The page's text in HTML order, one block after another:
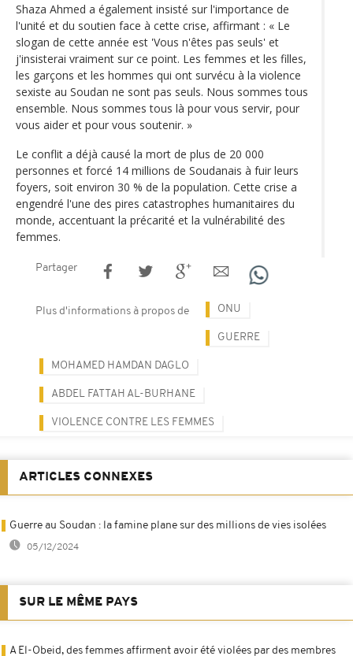
Shaza Ahmed a également insisté sur l'importance de
l'unité et du soutien face à cette crise, affirmant : « Le
slogan de cette année est 'Vous n'êtes pas seuls' et
j'insisterai vraiment sur ce point. Les femmes et les filles,
les garçons et les hommes qui ont survécu à la violence
sexiste au Soudan ne sont pas seuls. Nous sommes tous
ensemble. Nous sommes tous là pour vous servir, pour
vous aider et pour vous soutenir. »
Le conflit a déjà causé la mort de plus de 20 000
personnes et forcé 14 millions de Soudanais à fuir leurs
foyers, soit environ 30 % de la population. Cette crise a
engendré l'une des pires catastrophes humanitaires du
monde, accentuant la précarité et la vulnérabilité des
femmes.
Partager
Plus d'informations à propos de ONU
GUERRE
MOHAMED HAMDAN DAGLO
ABDEL FATTAH AL-BURHANE
VIOLENCE CONTRE LES FEMMES
ARTICLES CONNEXES
Guerre au Soudan : la famine plane sur des millions de vies isolées
05/12/2024
SUR LE MÊME PAYS
A El-Obeid, des femmes affirment avoir été violées par des membres